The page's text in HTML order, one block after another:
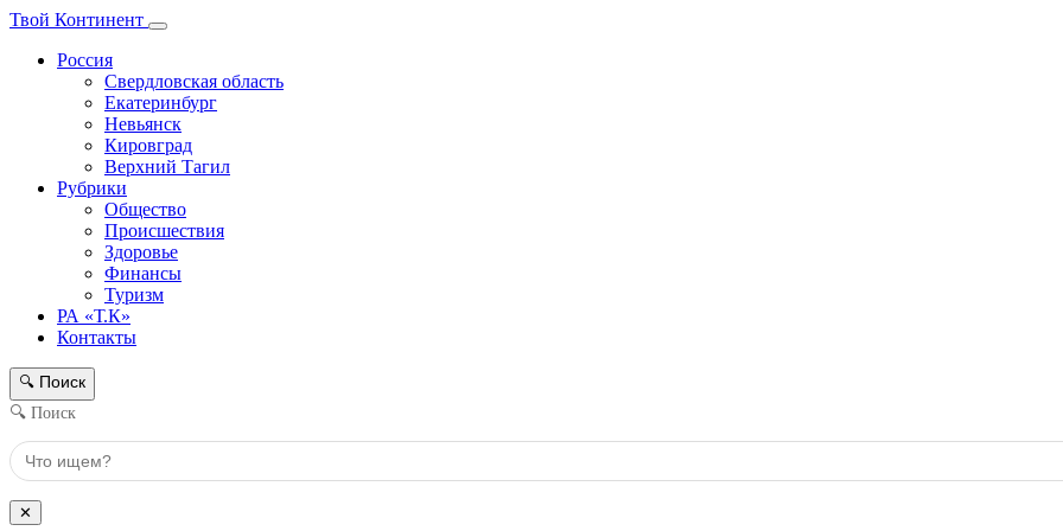
Твой Континент
Россия
Свердловская область
Екатеринбург
Невьянск
Кировград
Верхний Тагил
Рубрики
Общество
Происшествия
Здоровье
Финансы
Туризм
РА «Т.К»
Контакты
🔍 Поиск
🔍 Поиск
✕